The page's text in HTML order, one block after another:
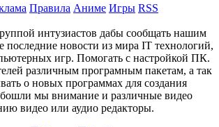
Правила Аниме Игры RSS
интузиастов дабы сообщать нашим
последние новости из мира IT технологий,
игр. Помогать с настройкой ПК.
различным програмным пакетам, а так
о новых программах для создания
мы внимание и различные видео
видео или аудио редакторы.